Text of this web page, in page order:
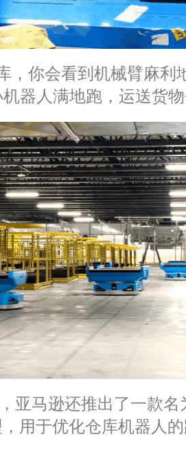
，你会看到机械臂麻利
机器人满地跑，运送货
亚马逊还推出了一款
用于优化仓库机器人